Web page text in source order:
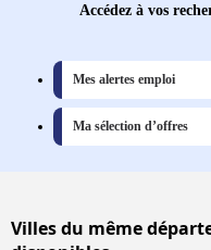
Accédez à vos
Mes alertes emploi
Ma sélection d’offres
Villesdu même